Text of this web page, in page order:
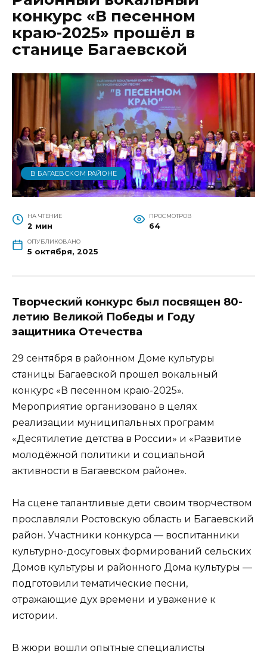
конкурс «В песенном
краю-2025» прошёл в
станице Багаевской
В БАГАЕВСКОМ РАЙОНЕ
НА ЧТЕНИЕ
2 мин
ПРОСМОТРОВ
64
ОПУБЛИКОВАНО
5 октября, 2025
Творческий конкурс был посвящен 80-
летию Великой Победы и Году
защитника Отечества
29 сентября в районном Доме культуры
станицы Багаевской прошел вокальный
конкурс «В песенном краю-2025».
Мероприятие организовано в целях
реализации муниципальных программ
«Десятилетие детства в России» и «Развитие
молодёжной политики и социальной
активности в Багаевском районе».
На сцене талантливые дети своим творчеством
прославляли Ростовскую область и Багаевский
район. Участники конкурса — воспитанники
культурно-досуговых формирований сельских
Домов культуры и районного Дома культуры —
подготовили тематические песни,
отражающие дух времени и уважение к
истории.
В жюри вошли опытные специалисты